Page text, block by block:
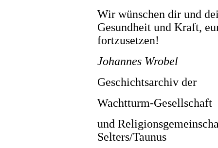
Wir wünschen dir und
Gesundheit und Kraft,
fortzusetzen!
Johannes Wrobel
Geschichtsarchiv der
Wachtturm-Gesellschaft
und
Selters/Taunus